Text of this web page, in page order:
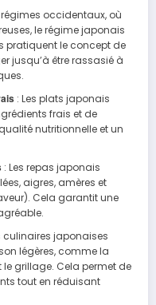
occidentaux, où
le régime japonais
pratiquent le concept de
jusqu’à être rassasié à
: Les plats japonais
frais et de
nutritionnelle et un
: Les repas japonais
aigres, amères et
Cela garantit une
culinaires japonaises
légères, comme la
grillage. Cela permet de
tout en réduisant